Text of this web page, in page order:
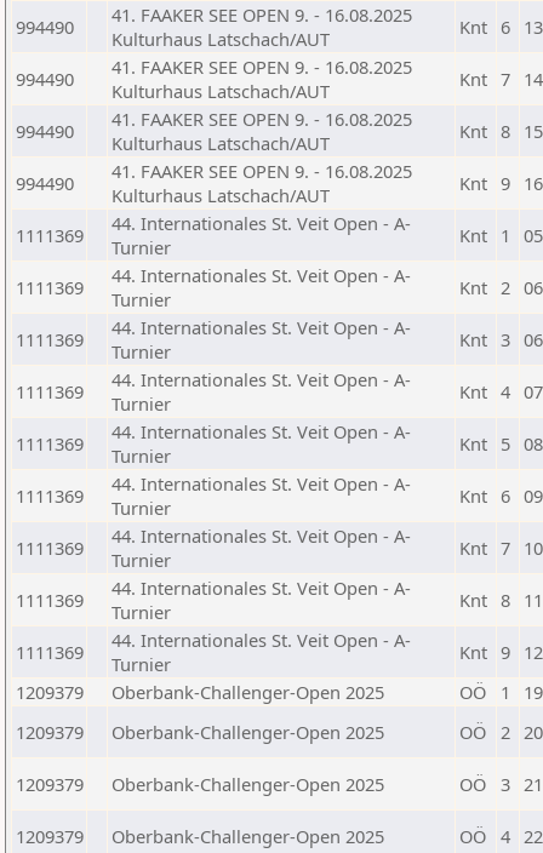
994490
41. FAAKER SEE OPEN 9. - 16.08.2025
Kulturhaus Latschach/AUT
Knt 6
994490
41. FAAKER SEE OPEN 9. - 16.08.2025
Kulturhaus Latschach/AUT
Knt 7
994490
41. FAAKER SEE OPEN 9. - 16.08.2025
Kulturhaus Latschach/AUT
Knt 8
994490
41. FAAKER SEE OPEN 9. - 16.08.2025
Kulturhaus Latschach/AUT
Knt 9
1111369
44. Internationales St. Veit Open - A-
Turnier
Knt 1
1111369
44. Internationales St. Veit Open - A-
Turnier
Knt 2
1111369
44. Internationales St. Veit Open - A-
Turnier
Knt 3
1111369
44. Internationales St. Veit Open - A-
Turnier
Knt 4
1111369
44. Internationales St. Veit Open - A-
Turnier
Knt 5
1111369
44. Internationales St. Veit Open - A-
Turnier
Knt 6
1111369
44. Internationales St. Veit Open - A-
Turnier
Knt 7
1111369
44. Internationales St. Veit Open - A-
Turnier
Knt 8
1111369
44. Internationales St. Veit Open - A-
Turnier
Knt 9
1209379
Oberbank-Challenger-Open 2025 OÖ 1
1209379
Oberbank-Challenger-Open 2025 OÖ 2
1209379 Oberbank-Challenger-Open 2025 OÖ 3
1209379 Oberbank-Challenger-Open 2025 OÖ 4